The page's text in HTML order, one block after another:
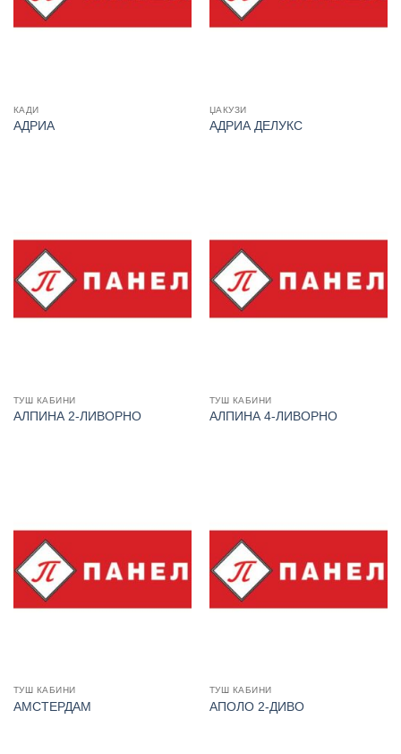
КАДИ
АДРИА
ЏАКУЗИ
АДРИА ДЕЛУКС
ТУШ КАБИНИ
АЛПИНА 2-ЛИВОРНО
ТУШ КАБИНИ
АЛПИНА 4-ЛИВОРНО
ТУШ КАБИНИ
АМСТЕРДАМ
ТУШ КАБИНИ
АПОЛО 2-ДИВО